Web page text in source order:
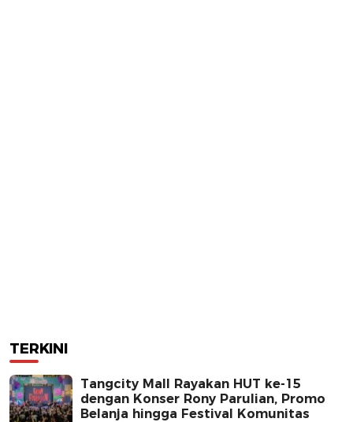
TERKINI
Tangcity Mall Rayakan HUT ke-15
dengan Konser Rony Parulian, Promo
Belanja hingga Festival Komunitas